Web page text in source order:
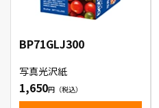
BP71GLJ300
写真光沢紙
1,650